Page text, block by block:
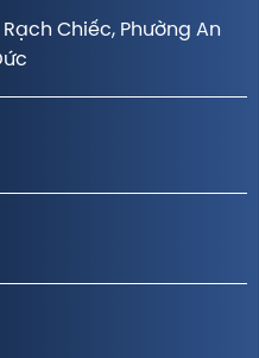
Chiếc, Phường An